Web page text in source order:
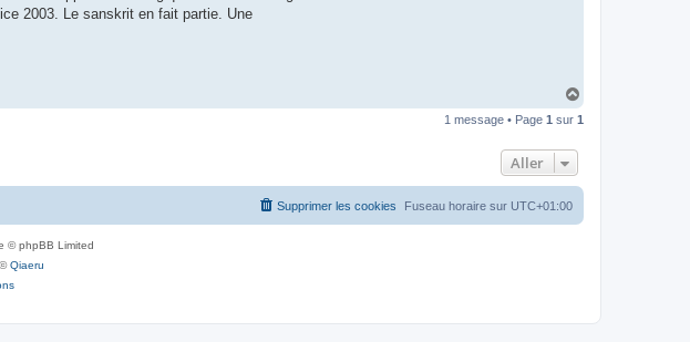
2003. Le sanskrit en fait partie. Une
u
1 message • Page 1 sur 1
Aller
Fuseau horaire sur UTC+01:00
Supprimer les cookies
© phpBB Limited
©Qiaeru